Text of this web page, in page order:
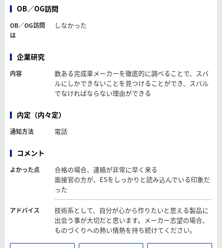
OB／OG訪問
OB／OG訪問
は
しなかった
企業研究
内容
数ある完成車メーカーを徹底的に調べることで、スバ
ルにしかできないことを見つけることができ、スバル
でなければならない理由ができる
内定（内々定）
通知方法 電話
コメント
よかった点
合格の場合、連絡が非常に早く来る
面接官の方が、ESをしっかりと読み込んでいる印象だ
った
アドバイス
技術系として、自分が心から作りたいと思える製品に
出会う事が大切だと思います。メーカー志望の場合、
ものづくりへの熱い情熱を持ち続けてください。